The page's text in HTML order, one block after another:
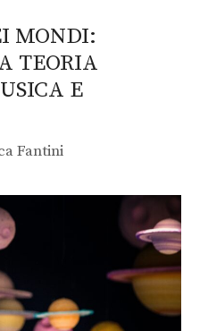
MONDI:
TEORIA
E
Fantini